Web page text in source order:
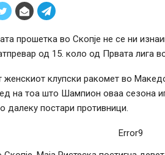
прошетка во Скопје не се ни
од 15. коло од Првата лига
клупски ракомет во
на тоа што Шампион оваа сезона
далеку постари противници.
Error9